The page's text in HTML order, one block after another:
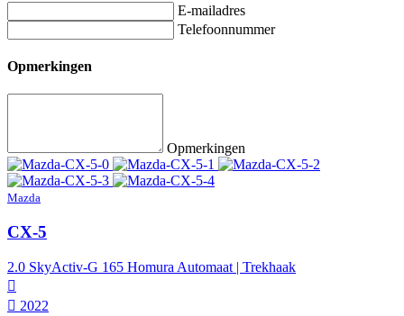
E-mailadres
Telefoonnummer
Opmerkingen
Opmerkingen
Mazda
CX-5
2.0 SkyActiv-G 165 Homura Automaat | Trekhaak
2022